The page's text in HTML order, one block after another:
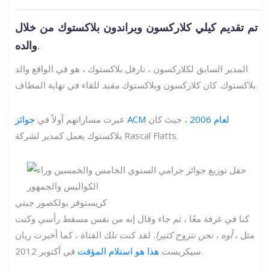
تم تقديم كيلي كلاركسون وبراندون بلاكستوك من خلال
والده.
المدير السابق لكلاركسون ، نارفل بلاكستوك ، هو في الواقع والد
بلاكستوك. كان كلاركسون وبلاكستوك مقيد للقاء في نهاية المطاف.
عبرت مساراتهم أولاً في جوائز ACM لعام 2006
، حيث كان
بلاكستوك يعمل كمدير لشركة Rascal Flatts.
كريستوفر بولكصور جيتي
كنا في غرفة معًا ، ثم جاء وقال إنه من نفس مسقط رأسي وكنت
مثل ،أوه ، نحن نتزوج كثيرا. لقد كنت تلك الفتاة ، كما أخبرت ريان
سيكريست هذا هو استلام المؤقت في أكتوبر 2012.